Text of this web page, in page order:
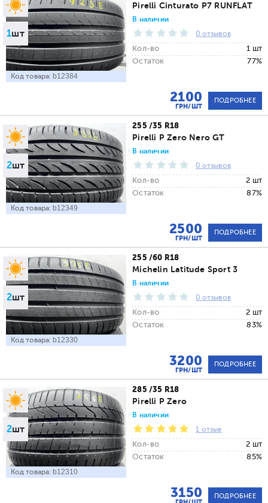
1шт
Код товара: b12384
Pirelli Cinturato P7 RUNFLAT
В наличии
0 отзывов
Кол-во
1 шт
Остаток
77%
2100
ГРН/ШТ
ПОДРОБНЕЕ
2шт
Код товара: b12349
255 /35 R18
Pirelli P Zero Nero GT
В наличии
0 отзывов
Кол-во
2 шт
Остаток
87%
2500
ГРН/ШТ
ПОДРОБНЕЕ
2шт
Код товара: b12330
255 /60 R18
Michelin Latitude Sport 3
В наличии
0 отзывов
Кол-во
2 шт
Остаток
83%
3200
ГРН/ШТ
ПОДРОБНЕЕ
2шт
Код товара: b12310
285 /35 R18
Pirelli P Zero
В наличии
1 отзыв
Кол-во
2 шт
Остаток
85%
3150 ПОДРОБНЕЕ